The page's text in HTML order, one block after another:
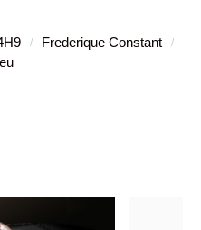
Frederique Constant